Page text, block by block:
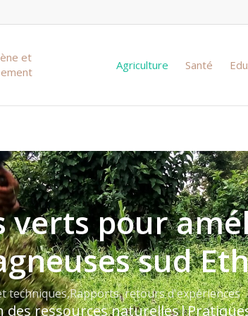
et
Agriculture Santé
verts pour
sud
techniques,Rapports, retours d'expériences
des ressources naturelles|